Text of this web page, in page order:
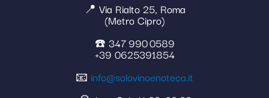
📍 Via Rialto 25, Roma
(Metro Cipro)
☎️ 347 990 0589
+39 0625391854
📧 info@solovinoenoteca.it